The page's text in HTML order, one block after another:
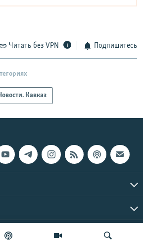
Читать без VPN Подпишитесь
Кавказ
2026 RFE/RL, Inc. | Все права защищены.